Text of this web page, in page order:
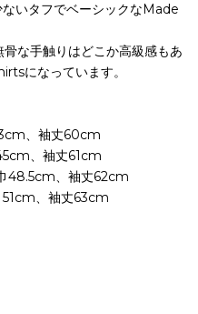
いタフでベーシックなMade
な手触りはどこか高級感もあ
になっています。
、袖丈60cm
、袖丈61cm
48.5cm、袖丈62cm
、袖丈63cm